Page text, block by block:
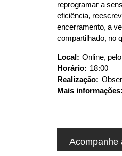
reprogramar a
eficiência,
encerramento, a
compartilhado, no
Local: Online,
Horário: 18:00
Realização:
Mais informações:
Acompanhe